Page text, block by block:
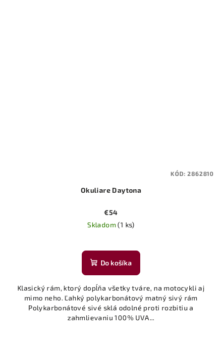
Okuliare Daytona
€54
Skladom(1 ks)
Do košíka
Klasický rám, ktorý dopĺňa všetky tváre, na motocykli aj
mimo neho. Ľahký polykarbonátový matný sivý rám
Polykarbonátové sivé sklá odolné proti rozbitiu a
zahmlievaniu 100% UVA...
KÓD:2862810